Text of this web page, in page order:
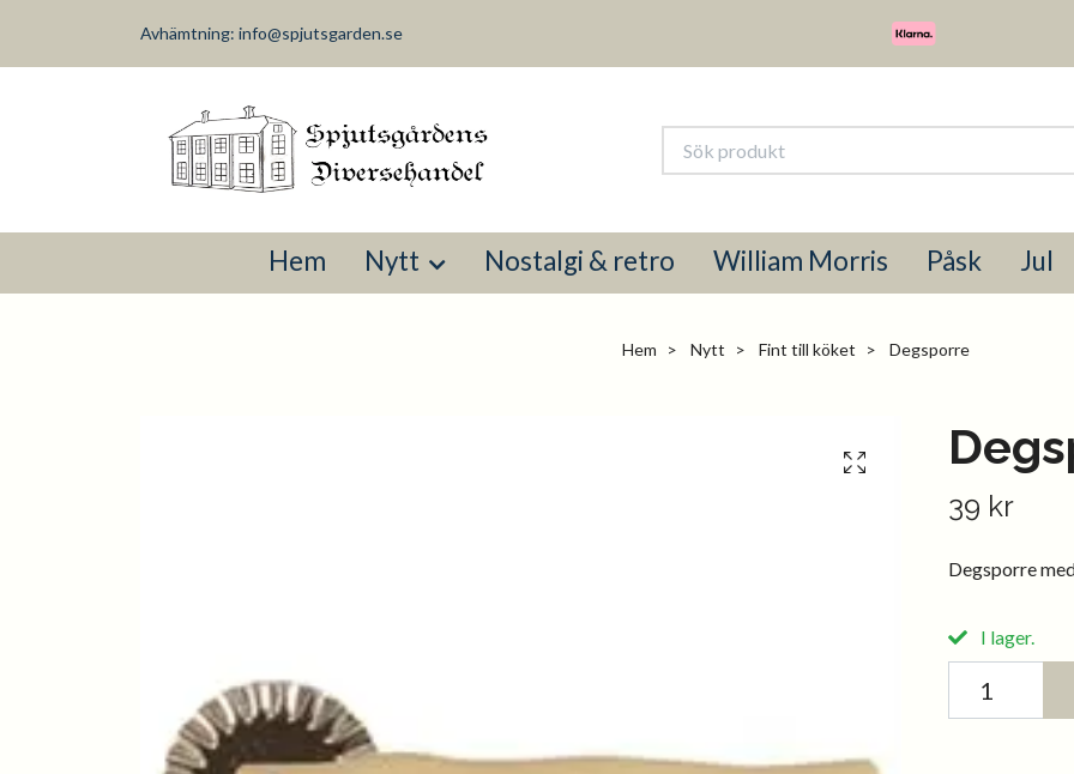
Avhämtning: info@spjutsgarden.se
Hem Nytt Nostalgi & retro William Morris Påsk Jul
Hem Nytt Fint till köket Degsporre
39 kr
Degsporre
I lager.